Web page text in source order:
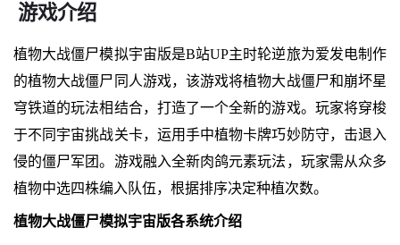
游戏介绍
植物大战僵尸模拟宇宙版是B站UP主时轮逆旅为爱发电制作
的植物大战僵尸同人游戏，该游戏将植物大战僵尸和崩坏星
穹铁道的玩法相结合，打造了一个全新的游戏。玩家将穿梭
于不同宇宙挑战关卡，运用手中植物卡牌巧妙防守，击退入
侵的僵尸军团。游戏融入全新肉鸽元素玩法，玩家需从众多
植物中选四株编入队伍，根据排序决定种植次数。
植物大战僵尸模拟宇宙版各系统介绍